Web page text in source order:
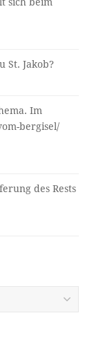
St. Jakob?
Im
bergisel/
des Rests